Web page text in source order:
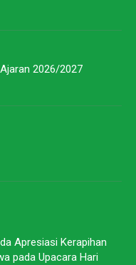
2026/2027
Apresiasi Kerapihan
pada Upacara Hari